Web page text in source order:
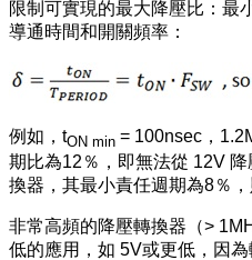
限制可實現的最大降壓比：最
導通時間和開關頻率：
例如，tON min = 100nsec，
期比為12％，即無法從 12V
換器，其最小責任週期為8％
非常高頻的降壓轉換器（>
低的應用，如 5V或更低，因